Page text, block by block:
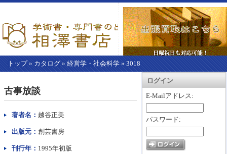
トップ» カタログ » 経営学・社会科学 » 3018
カートを見る
ログイン
E-Mailアドレス:
パスワード:
こ
か
本
古事放談
著者名： 越谷正美
出版元： 創芸書房
刊行年： 1995年初版